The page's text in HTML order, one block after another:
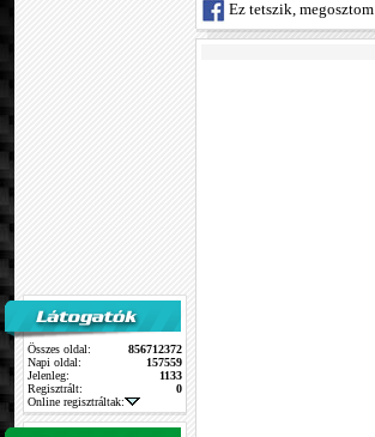
Összes oldal:
856712372
Napi oldal:
157559
Jelenleg:
1133
Regisztrált:
0
Online regisztráltak:
Ez tetszik, megosztom